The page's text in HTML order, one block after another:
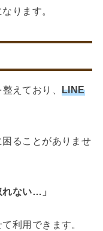
ります。
整えており、 LINE
ることがありませ
れない…」
利用できます。